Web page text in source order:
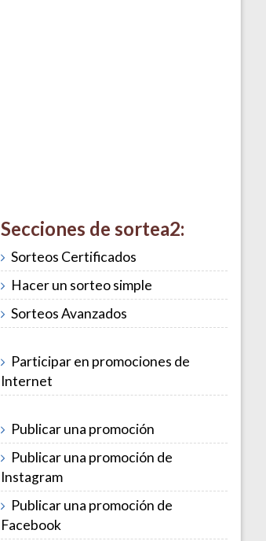
Secciones de sortea2:
Sorteos Certificados
Hacer un sorteo simple
Sorteos Avanzados
Participar en promociones de
Internet
Publicar una promoción
Publicar una promoción de
Instagram
Publicar una promoción de
Facebook